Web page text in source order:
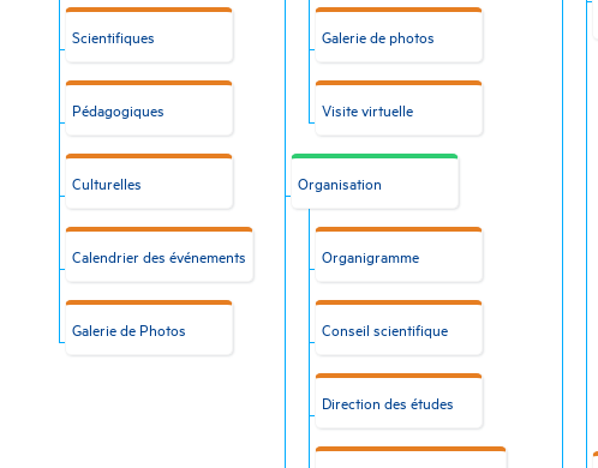
Scientifiques
Pédagogiques
Culturelles
Calendrier des événements
Galerie de Photos
Galerie de photos
Visite virtuelle
Organisation
Organigramme
Conseil scientifique
Direction des études